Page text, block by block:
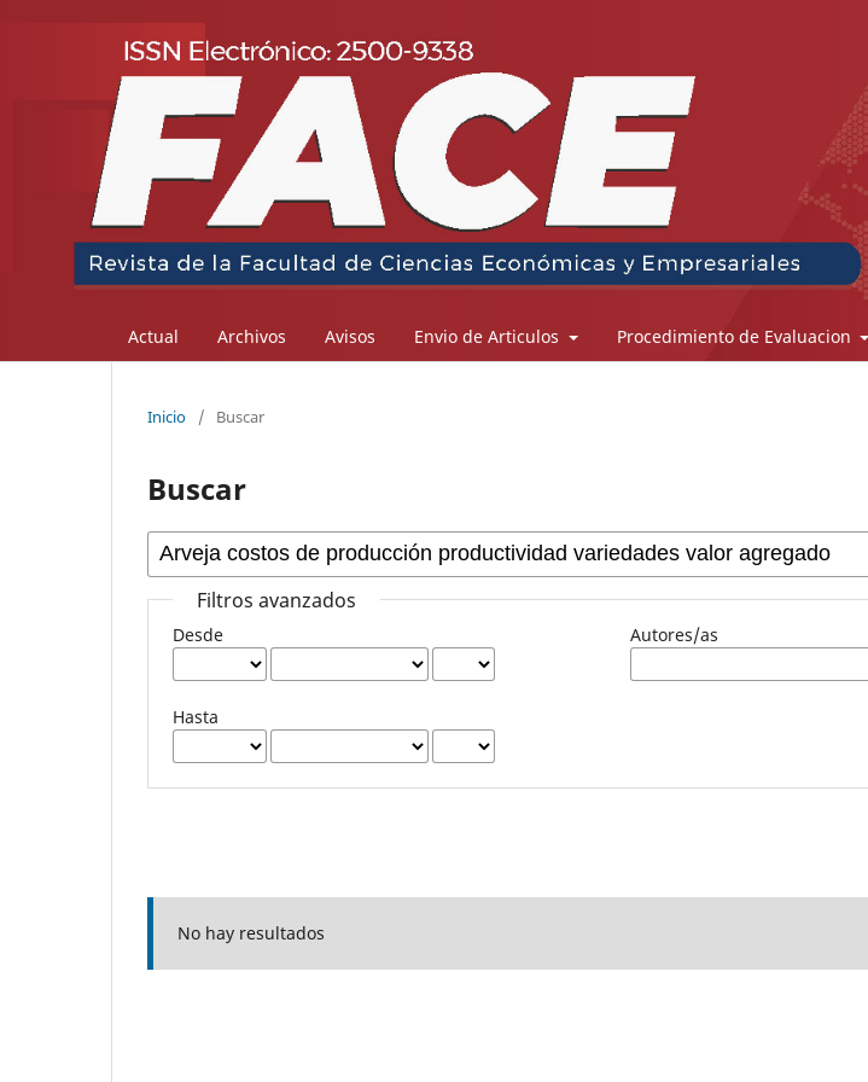
Actual Archivos Avisos Envio de Articulos Procedimiento de Evaluacion
Inicio / Buscar
Buscar
Filtros avanzados
Desde
Hasta
Autores/as
No hay resultados